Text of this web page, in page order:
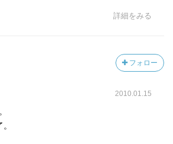
詳細をみる
フォロー
2010.01.15